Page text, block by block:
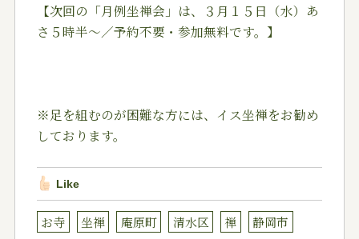
【次回の「月例坐禅会」は、３月１５日（水）あ
さ５時半～／予約不要・参加無料です。】
※足を組むのが困難な方には、イス坐禅をお勧め
しております。
Like
お寺 坐禅 庵原町 清水区 禅 静岡市